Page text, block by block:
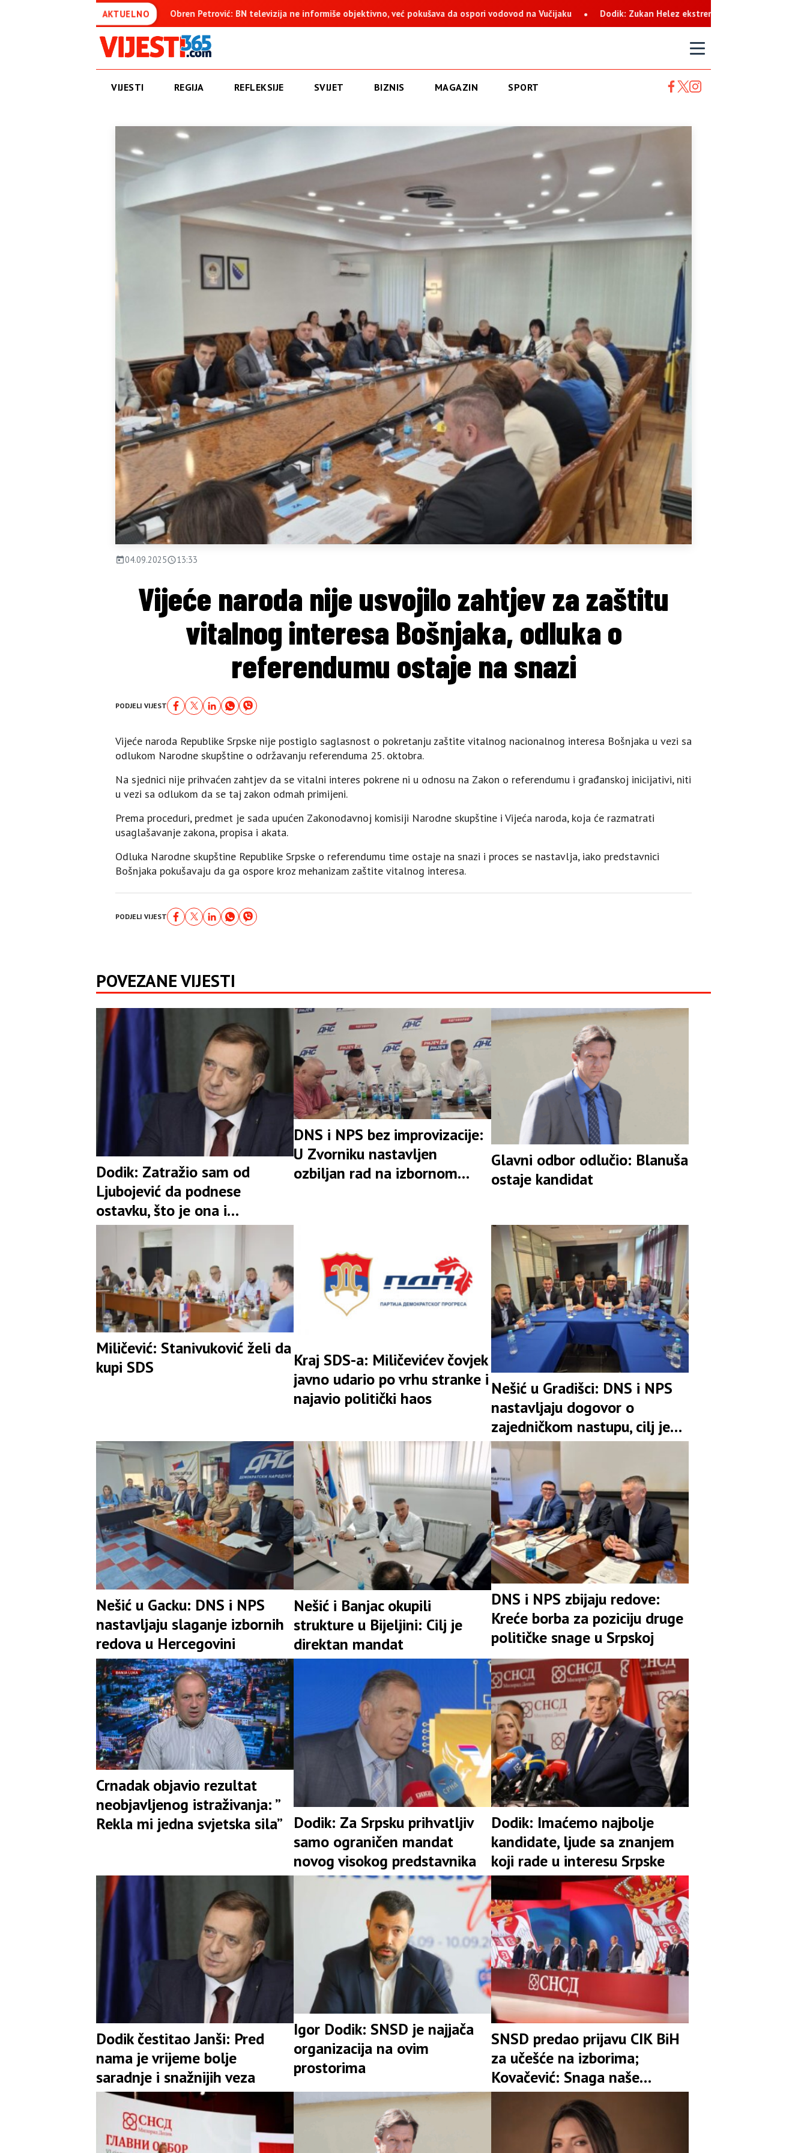
AKTUELNO
Obren Petrović: BN televizija ne informiše objektivno, već pokušava da ospori vodovod na Vučijaku Dodik: Zukan Helez ekstremista koji svaku priliku koristi za netrpeljivost prema
VIJESTI REGIJA REFLEKSIJE SVIJET BIZNIS MAGAZIN SPORT
04.09.2025 13:33
Vijeće naroda nije usvojilo zahtjev za zaštitu
vitalnog interesa Bošnjaka, odluka o
referendumu ostaje na snazi
PODJELI VIJEST
Vijeće naroda Republike Srpske nije postiglo saglasnost o pokretanju zaštite vitalnog nacionalnog interesa Bošnjaka u vezi sa
odlukom Narodne skupštine o održavanju referenduma 25. oktobra.
Na sjednici nije prihvaćen zahtjev da se vitalni interes pokrene ni u odnosu na Zakon o referendumu i građanskoj inicijativi, niti
u vezi sa odlukom da se taj zakon odmah primijeni.
Prema proceduri, predmet je sada upućen Zakonodavnoj komisiji Narodne skupštine i Vijeća naroda, koja će razmatrati
usaglašavanje zakona, propisa i akata.
Odluka Narodne skupštine Republike Srpske o referendumu time ostaje na snazi i proces se nastavlja, iako predstavnici
Bošnjaka pokušavaju da ga ospore kroz mehanizam zaštite vitalnog interesa.
PODJELI VIJEST
POVEZANE VIJESTI
Dodik: Zatražio sam od
Ljubojević da podnese
ostavku, što je ona i
prihvatila
DNS i NPS bez improvizacije:
U Zvorniku nastavljen
ozbiljan rad na izbornom
Glavni odbor odlučio: Blanuša
ostaje kandidat
Miličević: Stanivuković želi da
kupi SDS
Kraj SDS-a: Miličevićev čovjek
javno udario po vrhu stranke i
najavio politički haos
Nešić u Gradišci: DNS i NPS
nastavljaju dogovor o
zajedničkom nastupu, cilj je
snažna pozicija u koaliciji
Nešić u Gacku: DNS i NPS
nastavljaju slaganje izbornih
redova u Hercegovini
Nešić i Banjac okupili
strukture u Bijeljini: Cilj je
direktan mandat
DNS i NPS zbijaju redove:
Kreće borba za poziciju druge
političke snage u Srpskoj
Crnadak objavio rezultat
neobjavljenog istraživanja: ”
Rekla mi jedna svjetska sila”
Dodik: Za Srpsku prihvatljiv
samo ograničen mandat
novog visokog predstavnika
Dodik: Imaćemo najbolje
kandidate, ljude sa znanjem
koji rade u interesu Srpske
Dodik čestitao Janši: Pred
nama je vrijeme bolje
saradnje i snažnijih veza
Igor Dodik: SNSD je najjača
organizacija na ovim
prostorima
SNSD predao prijavu CIK BiH
za učešće na izborima;
Kovačević: Snaga naše
stranke je garant stabilnosti